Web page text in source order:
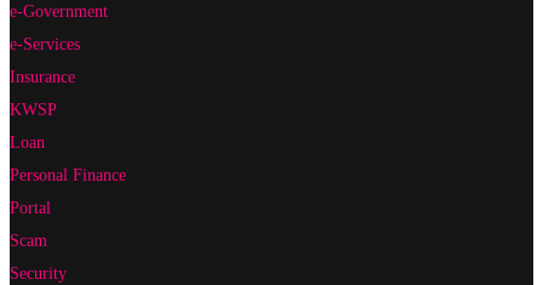
e-Government
e-Services
Insurance
KWSP
Loan
Personal Finance
Portal
Scam
Security